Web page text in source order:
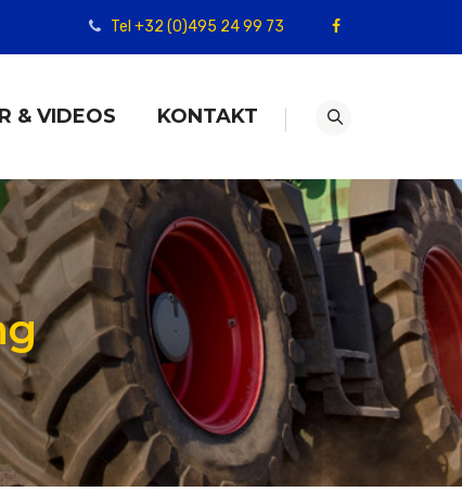
Tel +32 (0)495 24 99 73
& VIDEOS KONTAKT